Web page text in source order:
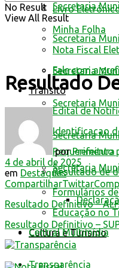
Livro
Minha Folha
Nota Fiscal
Fale com a
Trânsito
Edital de
Identificacao
Requerimento
Resultado de
Formulários
Educação no
Cultura e Turismo
Secretaria
Secretaria
Secretaria
Secretaria
Secretaria
Secretaria
Central Multimídia
Transparência
No Result
View All Result
Resultado
por Prefeitura
4 de abril de 2025
em Destaques
CompartilharTwittar
Resultado Definitivo –
Resultado Definitivo –